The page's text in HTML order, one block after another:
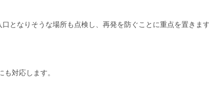
となりそうな場所も点検し、再発を防ぐことに重点を置きます
対応します。